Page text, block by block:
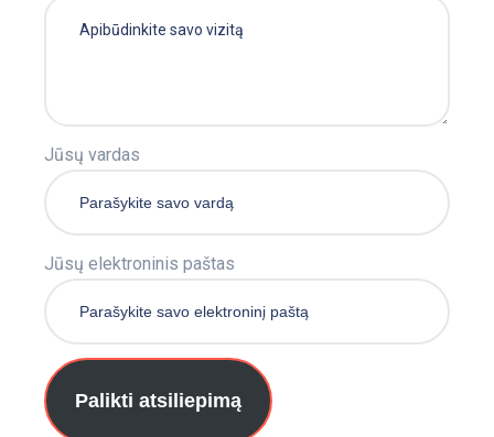
Jūsų vardas
Jūsų elektroninis paštas
Palikti atsiliepimą